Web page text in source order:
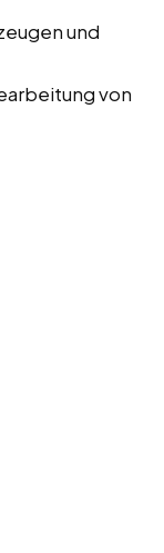
und
von